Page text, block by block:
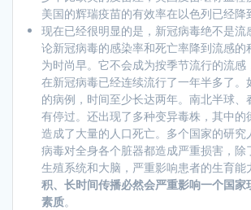
美国的辉瑞疫苗的有效率在以色列已经降
现在已经很明显的是，新冠病毒绝不是流
论新冠病毒的感染率和死亡率降到流感的
为时尚早。它不会成为按季节流行的流感
在新冠病毒已经连续流行了一年半多了。
的病例，时间至少长达两年。南北半球、
有停过。还出现了多种变异毒株，其中的
造成了大量的人口死亡。多个国家的研究
病毒对全身各个脏器都造成严重损害，除
生殖系统和大脑，严重影响患者的生育能
积、长时间传播必然会严重影响一个国家
素质。